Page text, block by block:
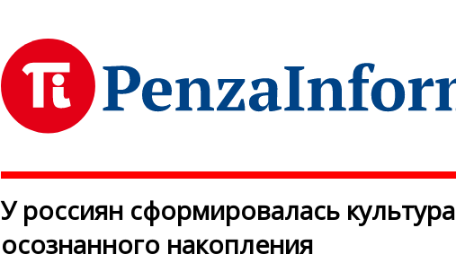
У россиян сформировалась культура
осознанного накопления